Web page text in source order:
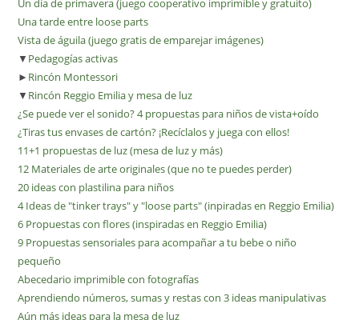
Un día de primavera (juego cooperativo imprimible y gratuito)
Una tarde entre loose parts
Vista de águila (juego gratis de emparejar imágenes)
▼ Pedagogías activas
► Rincón Montessori
▼ Rincón Reggio Emilia y mesa de luz
¿Se puede ver el sonido? 4 propuestas para niños de vista+oído
¿Tiras tus envases de cartón? ¡Recíclalos y juega con ellos!
11+1 propuestas de luz (mesa de luz y más)
12 Materiales de arte originales (que no te puedes perder)
20 ideas con plastilina para niños
4 Ideas de "tinker trays" y "loose parts" (inpiradas en Reggio Emilia)
6 Propuestas con flores (inspiradas en Reggio Emilia)
9 Propuestas sensoriales para acompañar a tu bebe o niño
pequeño
Abecedario imprimible con fotografías
Aprendiendo números, sumas y restas con 3 ideas manipulativas
Aún más ideas para la mesa de luz